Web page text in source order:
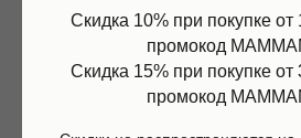
Скидка 10% при покупке от
промокод
Скидка 15% при покупке от
промокод